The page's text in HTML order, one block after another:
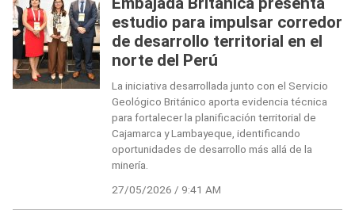
estudio para impulsar corredor
de desarrollo territorial en el
norte del Perú
La iniciativa desarrollada junto con el Servicio
Geológico Británico aporta evidencia técnica
para fortalecer la planificación territorial de
Cajamarca y Lambayeque, identificando
oportunidades de desarrollo más allá de la
minería.
27/05/2026 / 9:41 AM